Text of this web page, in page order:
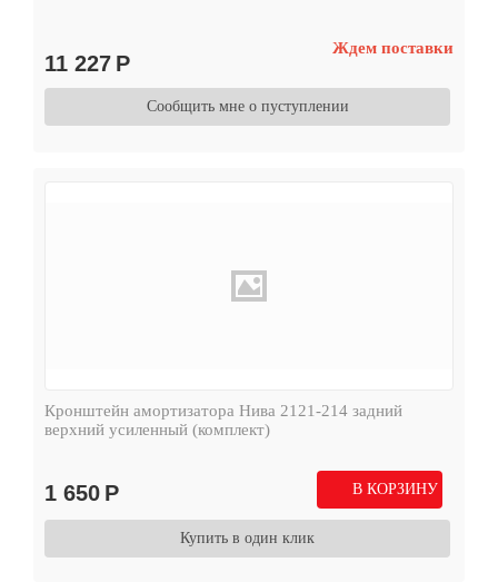
11 227 Р
Ждем поставки
Сообщить мне о пуступлении
Кронштейн амортизатора Нива 2121-214 задний
верхний усиленный (комплект)
1 650 Р В КОРЗИНУ
Купить в один клик